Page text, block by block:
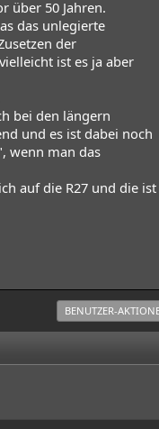
über 50 Jahren.
das unlegierte
der
ist es ja aber
bei den längern
und es ist dabei noch
wenn man das
auf die R27 und die ist
BENUTZER-